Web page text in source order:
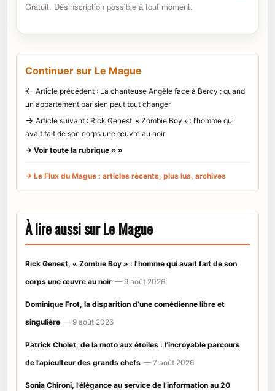
Gratuit. Désinscription possible à tout moment.
Continuer sur Le Mague
← Article précédent : La chanteuse Angèle face à Bercy : quand
un appartement parisien peut tout changer
→ Article suivant : Rick Genest, « Zombie Boy » : l’homme qui
avait fait de son corps une œuvre au noir
→ Voir toute la rubrique « »
→ Le Flux du Mague : articles récents, plus lus, archives
À lire aussi sur Le Mague
Rick Genest, « Zombie Boy » : l’homme qui avait fait de son
corps une œuvre au noir — 9 août 2026
Dominique Frot, la disparition d’une comédienne libre et
singulière — 9 août 2026
Patrick Cholet, de la moto aux étoiles : l’incroyable parcours
de l’apiculteur des grands chefs — 7 août 2026
Sonia Chironi, l’élégance au service de l’information au 20